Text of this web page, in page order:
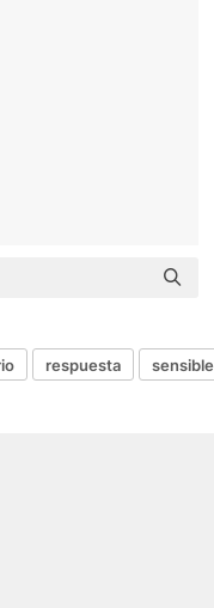
respuesta sensible